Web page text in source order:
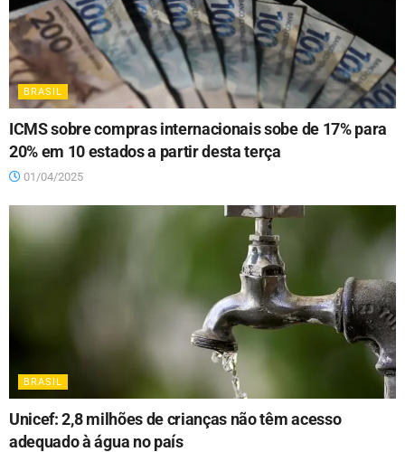
BRASIL
ICMS sobre compras internacionais sobe de 17% para
20% em 10 estados a partir desta terça
01/04/2025
BRASIL
Unicef: 2,8 milhões de crianças não têm acesso
adequado à água no país